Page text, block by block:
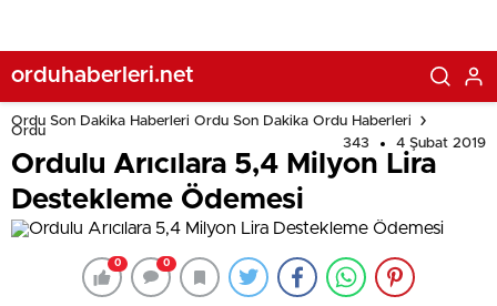
orduhaberleri.net
Ordu Son Dakika Haberleri Ordu Son Dakika Ordu Haberleri
Ordu
343
4 Şubat 2019
Ordulu Arıcılara 5,4 Milyon Lira
Destekleme Ödemesi
0 0